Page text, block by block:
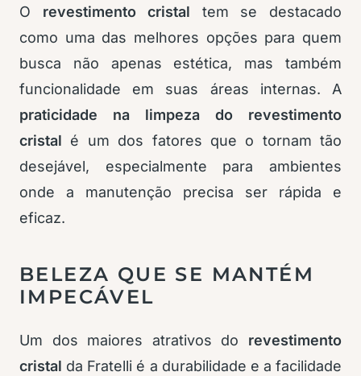
O revestimento cristal tem se destacado
como uma das melhores opções para quem
busca não apenas estética, mas também
funcionalidade em suas áreas internas. A
praticidade na limpeza do revestimento
cristal é um dos fatores que o tornam tão
desejável, especialmente para ambientes
onde a manutenção precisa ser rápida e
eficaz.
BELEZA QUE SE MANTÉM
IMPECÁVEL
Um dos maiores atrativos do revestimento
cristal da Fratelli é a durabilidade e a facilidade